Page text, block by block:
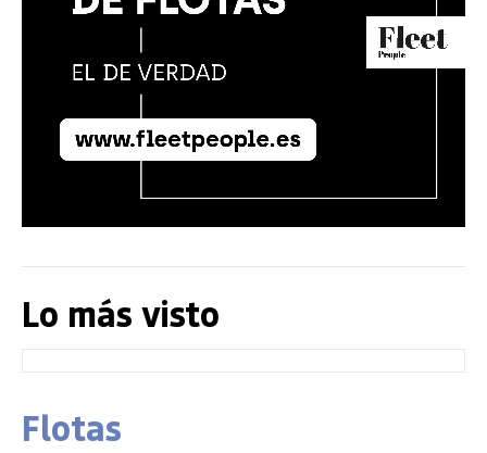
Lo más visto
Flotas